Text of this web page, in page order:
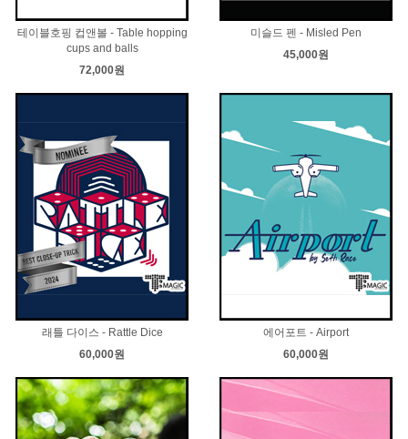
테이블호핑 컵앤볼 - Table hopping
cups and balls
72,000원
미슬드 펜 - Misled Pen
45,000원
래틀 다이스 - Rattle Dice
60,000원
에어포트 - Airport
60,000원